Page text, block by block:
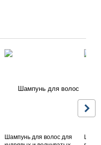
Шампунь для волос для